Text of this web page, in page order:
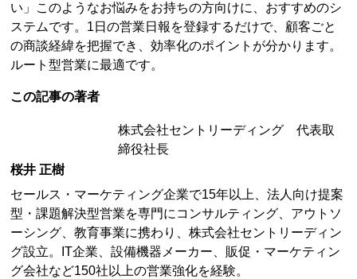
い」このようなお悩みをお持ちの方向けに、おすすめのシ
ステムです。1日の営業日報を登録するだけで、顧客ごと
の商談経緯を把握でき、効率化のポイントが分かります。
ルート型営業に最適です。
この記事の著者
株式会社セントリーディング 代表取
締役社長
桜井 正樹
セールス・マーケティング企業で15年以上、法人向け提案
型・課題解決型営業を専門にコンサルティング、アウトソ
ーシング、教育事業に携わり、株式会社セントリーディン
グ設立。IT企業、設備機器メーカー、販促・マーケティン
グ会社など150社以上の営業強化を経験。